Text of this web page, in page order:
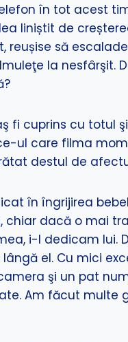
în tot acest
liniștit de
să
la nesfârşit.
fi cuprins cu totul
ul care filma
destul de
în îngrijirea
chiar dacă o mai
i-l dedicam lui.
el. Cu mici
şi un pat
Am făcut multe